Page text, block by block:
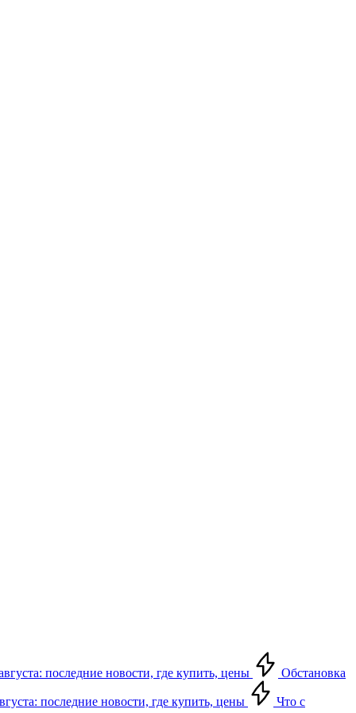
последние новости, где купить, цены Обстановка
последние новости, где купить, цены
Что с